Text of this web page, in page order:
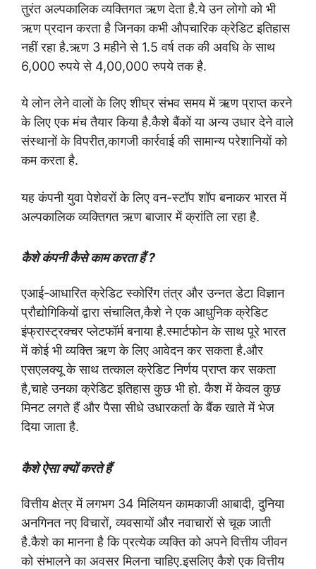
तुरंत अल्पकालिक व्यक्तिगत ऋण देता है.ये उन लोगो को भी
ऋण प्रदान करता है जिनका कभी औपचारिक क्रेडिट इतिहास
नहीं रहा है.ऋण 3 महीने से 1.5 वर्ष तक की अवधि के साथ
6,000 रुपये से 4,00,000 रुपये तक है.
ये लोन लेने वालों के लिए शीघ्र संभव समय में ऋण प्राप्त करने
के लिए एक मंच तैयार किया है.कैशे बैंकों या अन्य उधार देने वाले
संस्थानों के विपरीत,कागजी कार्रवाई की सामान्य परेशानियों को
कम करता है.
यह कंपनी युवा पेशेवरों के लिए वन-स्टॉप शॉप बनाकर भारत में
अल्पकालिक व्यक्तिगत ऋण बाजार में क्रांति ला रहा है.
कैशे कंपनी कैसे काम करता हैं ?
एआई-आधारित क्रेडिट स्कोरिंग तंत्र और उन्नत डेटा विज्ञान
प्रौद्योगिकियों द्वारा संचालित,कैशे ने एक आधुनिक क्रेडिट
इंफ्रास्ट्रक्चर प्लेटफॉर्म बनाया है.स्मार्टफोन के साथ पूरे भारत
में कोई भी व्यक्ति ऋण के लिए आवेदन कर सकता है.और
एसएलक्यू के साथ तत्काल क्रेडिट निर्णय प्राप्त कर सकता
है,चाहे उनका क्रेडिट इतिहास कुछ भी हो. कैश में केवल कुछ
मिनट लगते हैं और पैसा सीधे उधारकर्ता के बैंक खाते में भेज
दिया जाता है.
कैशे ऐसा क्यों करते हैं
वित्तीय क्षेत्र में लगभग 34 मिलियन कामकाजी आबादी, दुनिया
अनगिनत नए विचारों, व्यवसायों और नवाचारों से चूक जाती
है.कैशे का मानना ​​है कि प्रत्येक व्यक्ति को अपने वित्तीय जीवन
को संभालने का अवसर मिलना चाहिए.इसलिए कैशे एक वित्तीय